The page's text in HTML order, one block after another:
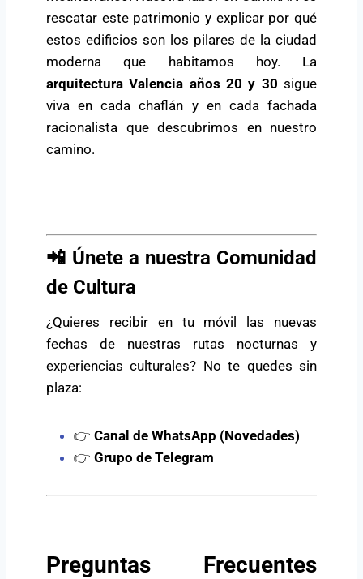
rescatar este patrimonio y explicar por qué
estos edificios son los pilares de la ciudad
moderna que habitamos hoy. La
arquitectura Valencia años 20 y 30 sigue
viva en cada chaflán y en cada fachada
racionalista que descubrimos en nuestro
camino.
📲 Únete a nuestra Comunidad
de Cultura
¿Quieres recibir en tu móvil las nuevas
fechas de nuestras rutas nocturnas y
experiencias culturales? No te quedes sin
plaza:
👉 Canal de WhatsApp (Novedades)
👉 Grupo de Telegram
Preguntas Frecuentes